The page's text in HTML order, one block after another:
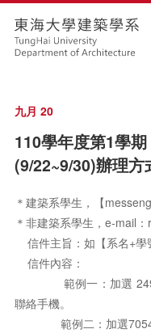
九月 20
110學年度第1學
(9/22~9/30)辦理方
＊建築系學生，【
＊非建築系學生，e-mail
信件主旨：如【系名+學
信件內容：
範例一：加選 2493
聯絡手機。
範例二：加選7054都